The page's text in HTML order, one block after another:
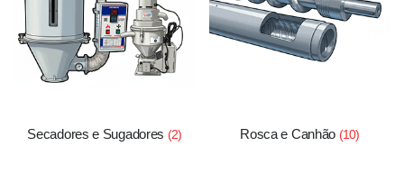
Secadores e Sugadores (2) Rosca e Canhão (10)